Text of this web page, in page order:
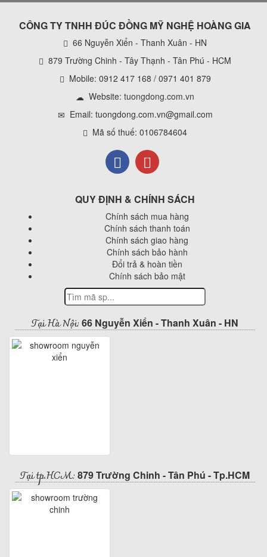
CÔNG TY TNHH ĐÚC ĐỒNG MỸ NGHỆ HOÀNG GIA
66 Nguyễn Xiển - Thanh Xuân - HN
879 Trường Chinh - Tây Thạnh - Tân Phú - HCM
Mobile: 0912 417 168 / 0971 401 879
Website: tuongdong.com.vn
Email: tuongdong.com.vn@gmail.com
Mã số thuế: 0106784604
QUY ĐỊNH & CHÍNH SÁCH
Chính sách mua hàng
Chính sách thanh toán
Chính sách giao hàng
Chính sách bảo hành
Đổi trả & hoàn tiền
Chính sách bảo mật
Tại Hà Nội: 66 Nguyễn Xiển - Thanh Xuân - HN
Tại tp.HCM: 879 Trường Chinh - Tân Phú - Tp.HCM